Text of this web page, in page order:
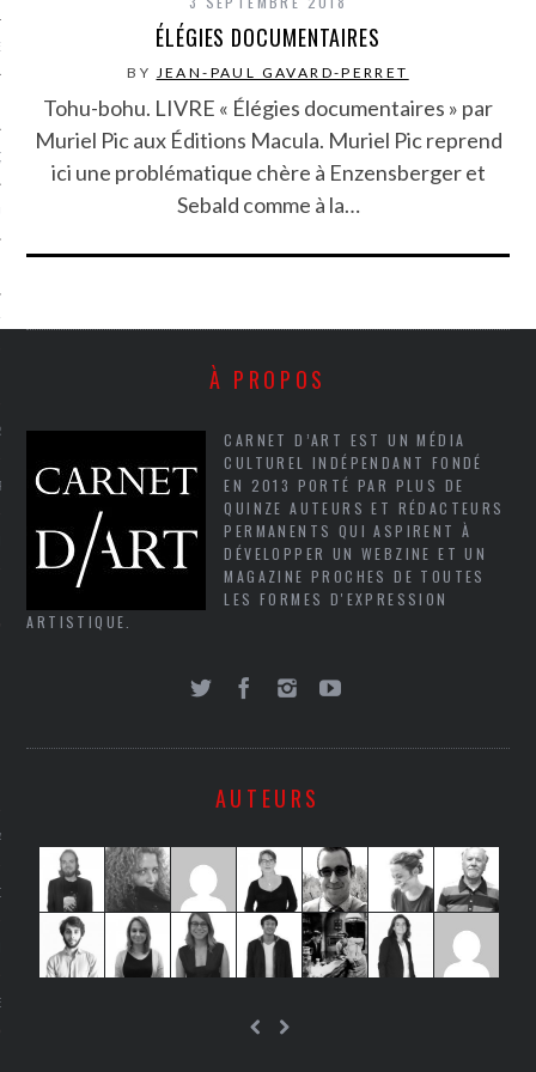
EN VOD
CARAVELLE
PODCAST
ÉLÉGIES DOCUMENTAIRES
BY JEAN-PAUL GAVARD-PERRET
Tohu-bohu. LIVRE « Élégies documentaires » par
Muriel Pic aux Éditions Macula. Muriel Pic reprend
ici une problématique chère à Enzensberger et
Sebald comme à la…
À PROPOS
CARNET D’ART EST UN MÉDIA
CULTUREL INDÉPENDANT FONDÉ
EN 2013 PORTÉ PAR PLUS DE
QUINZE AUTEURS ET RÉDACTEURS
PERMANENTS QUI ASPIRENT À
DÉVELOPPER UN WEBZINE ET UN
MAGAZINE PROCHES DE TOUTES
LES FORMES D'EXPRESSION
ARTISTIQUE.
AUTEURS